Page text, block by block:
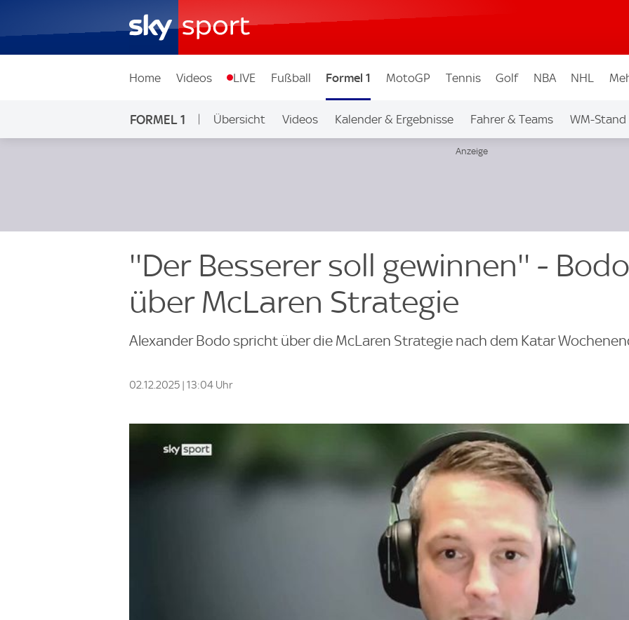
Home Videos LIVE Fußball Formel 1 MotoGP Tennis Golf NBA NHL
FORMEL 1 Übersicht Videos Kalender & Ergebnisse Fahrer & Teams WM-Stand
''Der Besserer soll gewinnen'' - Bodo
über McLaren Strategie
Alexander Bodo spricht über die McLaren Strategie nach dem Katar
02.12.2025 | 13:04 Uhr